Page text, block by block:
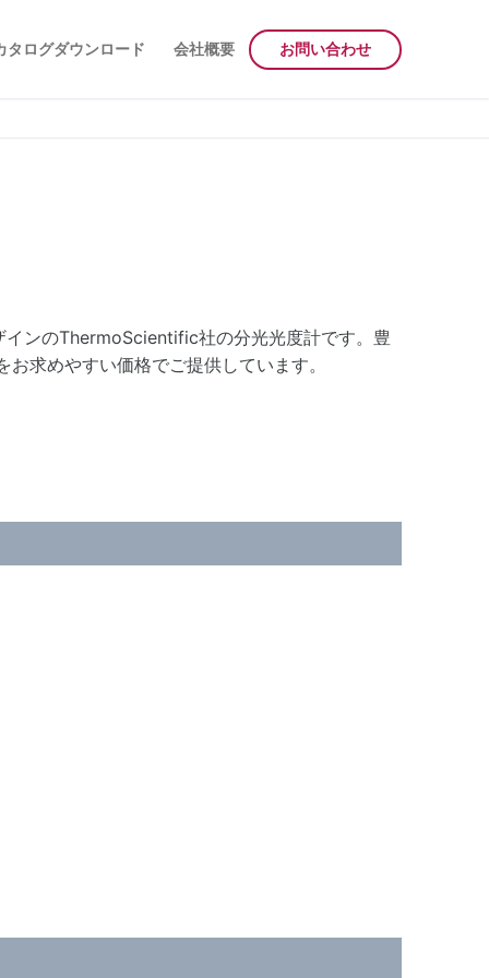
タログダウンロード 会社概要 お問い合わせ
ンのThermoScientific社の分光光度計です。豊
求めやすい価格でご提供しています。